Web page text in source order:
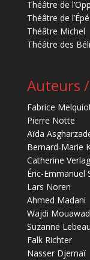
Théâtre de
Théâtre de
Théâtre Michel
Théâtre des
Auteurs
Fabrice
Pierre Notte
Aïda
Bernard-Marie
Catherine
Éric-Emmanuel
Lars Noren
Ahmed Madani
Wajdi Mouawad
Suzanne Lebeau
Falk Richter
Nasser Djemaï